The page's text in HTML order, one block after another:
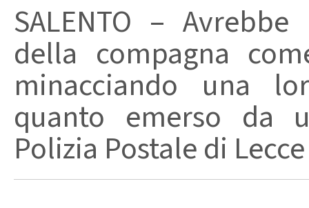
SALENTO –
della compagna
minacciando una
quanto emerso da
Polizia Postale di